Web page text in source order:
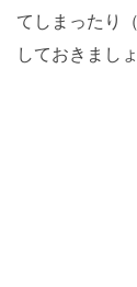
てしまったり
しておきましょ